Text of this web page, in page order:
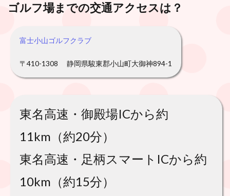
ゴルフ場までの交通アクセスは？
富士小山ゴルフクラブ
〒410-1308 静岡県駿東郡小山町大御神894-1
東名高速・御殿場ICから約
11km（約20分）
東名高速・足柄スマートICから約
10km（約15分）